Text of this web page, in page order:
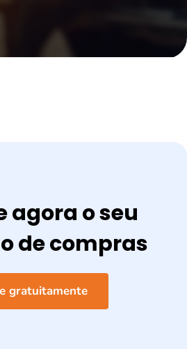
agora o seu
de compras
gratuitamente